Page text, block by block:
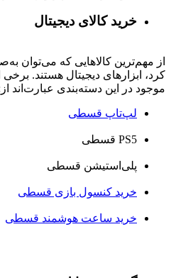
خرید کالای دیجیتال
از مهم‌ترین کالاهایی که می‌توان
کرد، ابزارهای دیجیتال هستند. برخی
موجود در این دسته‌بندی عبارت‌اند
لپ‌تاپ قسطی
PS5 قسطی
پلی‌استیشن قسطی
خرید کنسول بازی قسطی
خرید ساعت هوشمند قسطی